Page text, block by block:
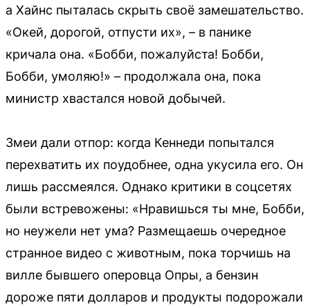
а Хайнс пыталась скрыть своё замешательство.
«Окей, дорогой, отпусти их», – в панике
кричала она. «Бобби, пожалуйста! Бобби,
Бобби, умоляю!» – продолжала она, пока
министр хвастался новой добычей.
Змеи дали отпор: когда Кеннеди попытался
перехватить их поудобнее, одна укусила его. Он
лишь рассмеялся. Однако критики в соцсетях
были встревожены: «Нравишься ты мне, Бобби,
но неужели нет ума? Размещаешь очередное
странное видео с животным, пока торчишь на
вилле бывшего оперовца Опры, а бензин
дороже пяти долларов и продукты подорожали